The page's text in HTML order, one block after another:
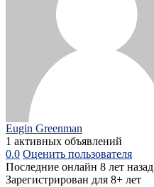
Eugin Greenman
1 активных объявлений
0.0 Оценить пользователя
Последние онлайн 8 лет назад
Зарегистрирован для 8+ лет